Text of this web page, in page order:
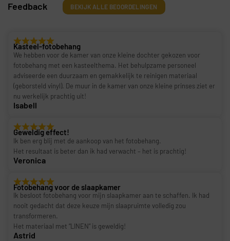
Feedback BEKIJK ALLE BEOORDELINGEN
Kasteel-fotobehang
We hebben voor de kamer van onze kleine dochter gekozen voor
fotobehang met een kasteelthema. Het behulpzame personeel
adviseerde een duurzaam en gemakkelijk te reinigen materiaal
(geborsteld vinyl). De muur in de kamer van onze kleine prinses ziet er
nu werkelijk prachtig uit!
Isabell
Geweldig effect!
Ik ben erg blij met de aankoop van het fotobehang.
Het resultaat is beter dan ik had verwacht – het is prachtig!
Veronica
Fotobehang voor de slaapkamer
Ik besloot fotobehang voor mijn slaapkamer aan te schaffen. Ik had
nooit gedacht dat deze keuze mijn slaapruimte volledig zou
transformeren.
Het materiaal met “LINEN” is geweldig!
Astrid